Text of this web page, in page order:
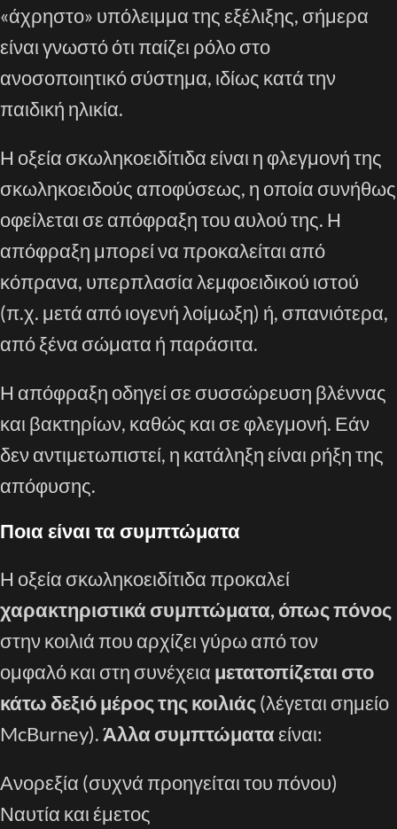
«άχρηστο» υπόλειμμα της εξέλιξης, σήμερα
είναι γνωστό ότι παίζει ρόλο στο
ανοσοποιητικό σύστημα, ιδίως κατά την
παιδική ηλικία.
Η οξεία σκωληκοειδίτιδα είναι η φλεγμονή της
σκωληκοειδούς αποφύσεως, η οποία συνήθως
οφείλεται σε απόφραξη του αυλού της. Η
απόφραξη μπορεί να προκαλείται από
κόπρανα, υπερπλασία λεμφοειδικού ιστού
(π.χ. μετά από ιογενή λοίμωξη) ή, σπανιότερα,
από ξένα σώματα ή παράσιτα.
Η απόφραξη οδηγεί σε συσσώρευση βλέννας
και βακτηρίων, καθώς και σε φλεγμονή. Εάν
δεν αντιμετωπιστεί, η κατάληξη είναι ρήξη της
απόφυσης.
Ποια είναι τα συμπτώματα
Η οξεία σκωληκοειδίτιδα προκαλεί
χαρακτηριστικά συμπτώματα, όπως πόνος
στην κοιλιά που αρχίζει γύρω από τον
ομφαλό και στη συνέχεια μετατοπίζεται στο
κάτω δεξιό μέρος της κοιλιάς(λέγεται σημείο
McBurney).Άλλα συμπτώματαείναι:
Ανορεξία (συχνά προηγείται του πόνου)
Ναυτία και έμετος